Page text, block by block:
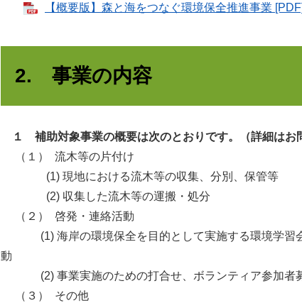
【概要版】森と海をつなぐ環境保全推進事業 [PDF]
2. 事業の内容
１ 補助対象事業の概要は次のとおりです。（詳細はお
（１） 流木等の片付け
(1) 現地における流木等の収集、分別、保管等
(2) 収集した流木等の運搬・処分
（２） 啓発・連絡活動
(1) 海岸の環境保全を目的として実施する環境学習会
動
(2) 事業実施のための打合せ、ボランティア参加者募
（３） その他